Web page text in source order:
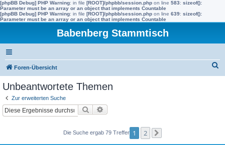
[phpBB Debug] PHP Warning: in file [ROOT]/phpbb/session.php on line 583: sizeof():
Parameter must be an array or an object that implements Countable
[phpBB Debug] PHP Warning: in file [ROOT]/phpbb/session.php on line 639: sizeof():
Parameter must be an array or an object that implements Countable
Babenberg Stammtisch
Foren-Übersicht
Unbeantwortete Themen
Zur erweiterten Suche
Suche
Die Suche ergab 79 Treffer 1 2